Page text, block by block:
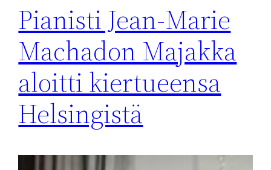
Pianisti Jean-Marie
Machadon Majakka
aloitti kiertueensa
Helsingistä